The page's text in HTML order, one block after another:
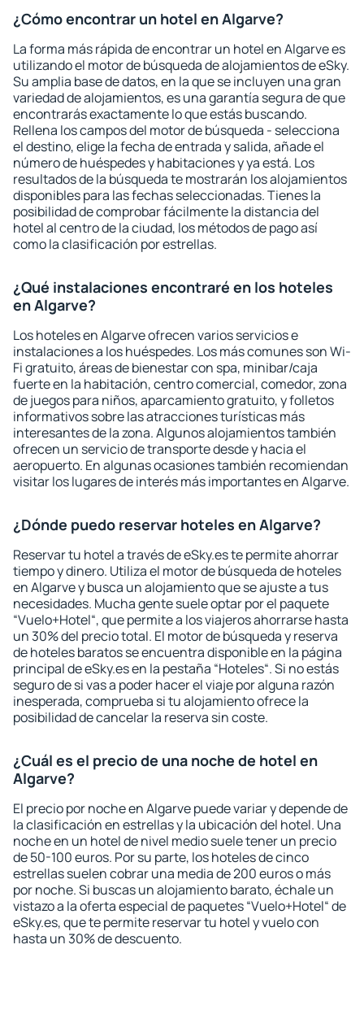
¿Cómo encontrar un hotel en Algarve?
La forma más rápida de encontrar un hotel en Algarve es
utilizando el motor de búsqueda de alojamientos de eSky.
Su amplia base de datos, en la que se incluyen una gran
variedad de alojamientos, es una garantía segura de que
encontrarás exactamente lo que estás buscando.
Rellena los campos del motor de búsqueda - selecciona
el destino, elige la fecha de entrada y salida, añade el
número de huéspedes y habitaciones y ya está. Los
resultados de la búsqueda te mostrarán los alojamientos
disponibles para las fechas seleccionadas. Tienes la
posibilidad de comprobar fácilmente la distancia del
hotel al centro de la ciudad, los métodos de pago así
como la clasificación por estrellas.
¿Qué instalaciones encontraré en los hoteles
en Algarve?
Los hoteles en Algarve ofrecen varios servicios e
instalaciones a los huéspedes. Los más comunes son Wi-
Fi gratuito, áreas de bienestar con spa, minibar/caja
fuerte en la habitación, centro comercial, comedor, zona
de juegos para niños, aparcamiento gratuito, y folletos
informativos sobre las atracciones turísticas más
interesantes de la zona. Algunos alojamientos también
ofrecen un servicio de transporte desde y hacia el
aeropuerto. En algunas ocasiones también recomiendan
visitar los lugares de interés más importantes en Algarve.
¿Dónde puedo reservar hoteles en Algarve?
Reservar tu hotel a través de eSky.es te permite ahorrar
tiempo y dinero. Utiliza el motor de búsqueda de hoteles
en Algarve y busca un alojamiento que se ajuste a tus
necesidades. Mucha gente suele optar por el paquete
“Vuelo+Hotel“, que permite a los viajeros ahorrarse hasta
un 30% del precio total. El motor de búsqueda y reserva
de hoteles baratos se encuentra disponible en la página
principal de eSky.es en la pestaña “Hoteles“. Si no estás
seguro de si vas a poder hacer el viaje por alguna razón
inesperada, comprueba si tu alojamiento ofrece la
posibilidad de cancelar la reserva sin coste.
¿Cuál es el precio de una noche de hotel en
Algarve?
El precio por noche en Algarve puede variar y depende de
la clasificación en estrellas y la ubicación del hotel. Una
noche en un hotel de nivel medio suele tener un precio
de 50-100 euros. Por su parte, los hoteles de cinco
estrellas suelen cobrar una media de 200 euros o más
por noche. Si buscas un alojamiento barato, échale un
vistazo a la oferta especial de paquetes “Vuelo+Hotel“ de
eSky.es, que te permite reservar tu hotel y vuelo con
hasta un 30% de descuento.